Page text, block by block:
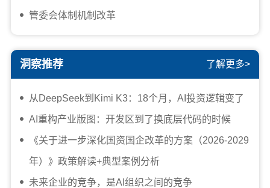
管委会体制机制改革
洞察推荐 了解更多>
从DeepSeek到Kimi K3：18个月，AI投资逻辑变了
AI重构产业版图：开发区到了换底层代码的时候
《关于进一步深化国资国企改革的方案（2026-2029
年）》政策解读+典型案例分析
未来企业的竞争，是AI组织之间的竞争